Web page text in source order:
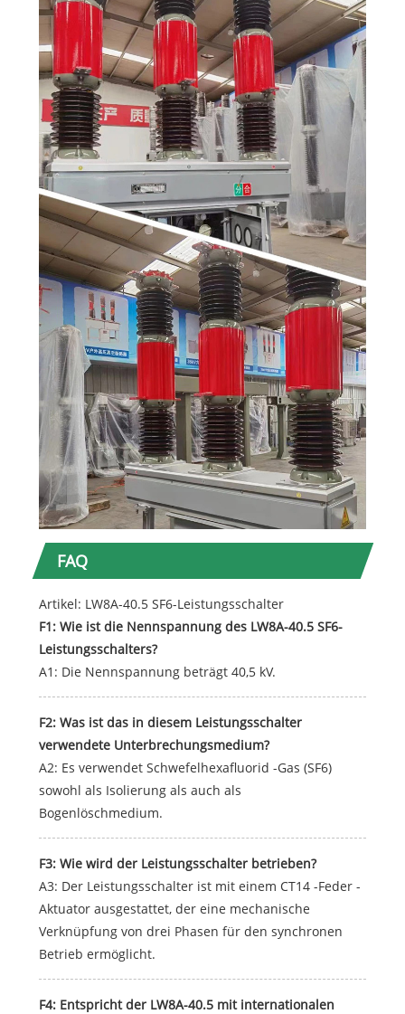
FAQ
Artikel: LW8A-40.5 SF6-Leistungsschalter
F1: Wie ist die Nennspannung des LW8A-40.5 SF6-
Leistungsschalters?
A1: Die Nennspannung beträgt 40,5 kV.
F2: Was ist das in diesem Leistungsschalter
verwendete Unterbrechungsmedium?
A2: Es verwendet Schwefelhexafluorid -Gas (SF6)
sowohl als Isolierung als auch als
Bogenlöschmedium.
F3: Wie wird der Leistungsschalter betrieben?
A3: Der Leistungsschalter ist mit einem CT14 -Feder -
Aktuator ausgestattet, der eine mechanische
Verknüpfung von drei Phasen für den synchronen
Betrieb ermöglicht.
F4: Entspricht der LW8A-40.5 mit internationalen